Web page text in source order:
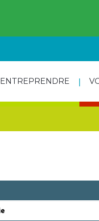
ENTREPRENDRE